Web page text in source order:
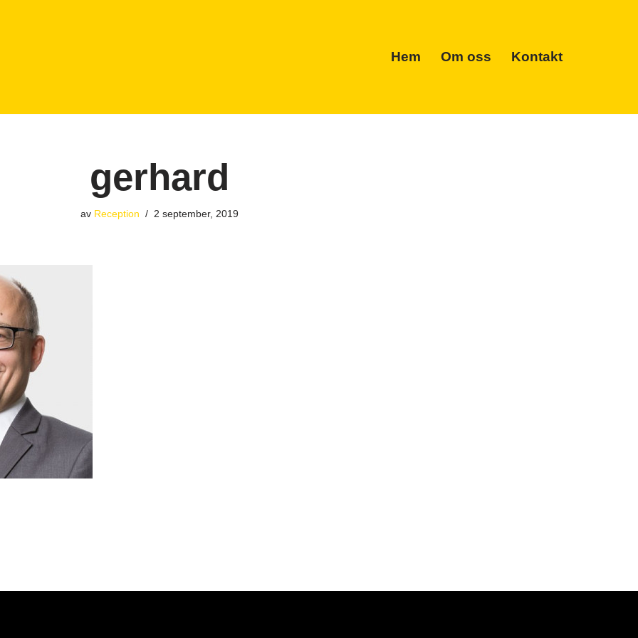
Hem Om oss Kontakt
gerhard
av Reception 2 september, 2019